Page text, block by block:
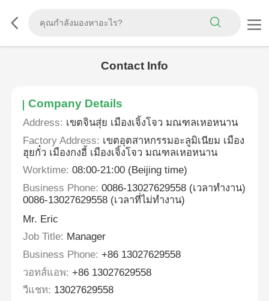
Contact Info
Company Details
Address: เขตจินสุ่ย เมืองเจิ้งโจว มณฑลเหอหนาน
Factory Address: เขตอุตสาหกรรมอะลูมิเนียม เมือง
ฮุยกั๋ว เมืองกงอี้ เมืองเจิ้งโจว มณฑลเหอหนาน
Worktime: 08:00-21:00 (Beijing time)
Business Phone: 0086-13027629558 (เวลาทำงาน)
0086-13027629558 (เวลาที่ไม่ทำงาน)
Mr. Eric
Job Title: Manager
Business Phone: +86 13027629558
วอทส์แอพ: +86 13027629558
วีแชท: 13027629558